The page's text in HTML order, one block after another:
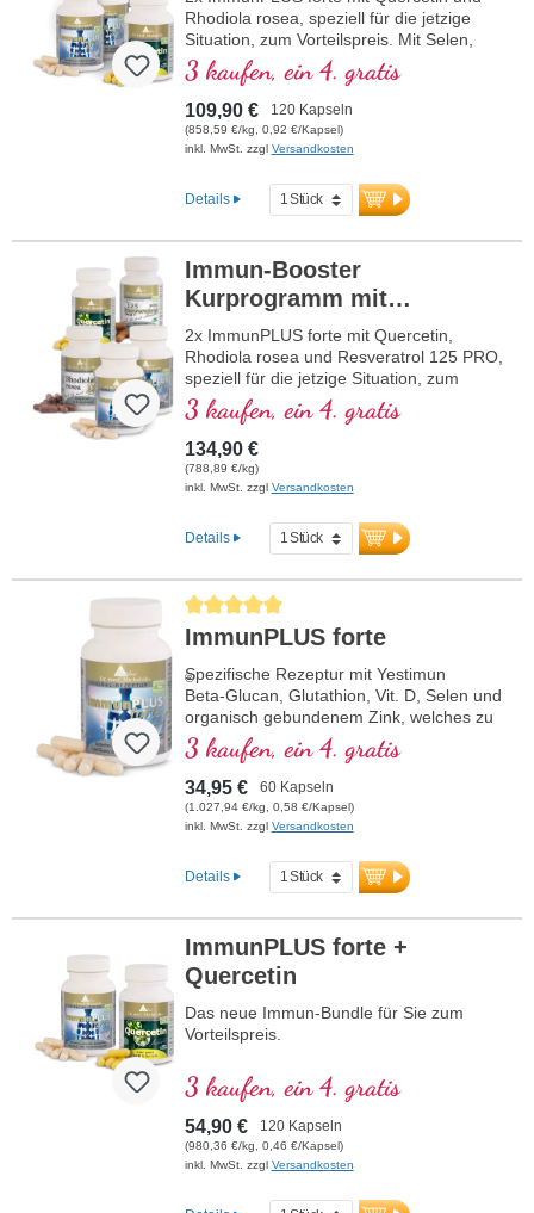
Rhodiola rosea, speziell für die jetzige
Situation, zum Vorteilspreis. Mit Selen,
Zink, den Vitaminen C und D, welche zur
Förderung der normalen Funktion eines
gesunden Immunsystems beitragen.
3 kaufen, ein 4. gratis
109,90 € 120 Kapseln
(858,59 €/kg, 0,92 €/Kapsel)
inkl. MwSt. zzgl Versandkosten
Details
Immun-Booster
Kurprogramm mit
Quercetin + Resveratrol
2x ImmunPLUS forte mit Quercetin,
Rhodiola rosea und Resveratrol 125 PRO,
speziell für die jetzige Situation, zum
Vorteilspreis. Mit Selen, Zink, den
Vitaminen C und D, welche zur Förderung
der normalen Funktion eines gesunden
Immunsystems beitragen.
3 kaufen, ein 4. gratis
134,90 €
(788,89 €/kg)
inkl. MwSt. zzgl Versandkosten
Details
Durchschnittliche Bewertung von 5 von 5 Sternen
ImmunPLUS forte
Spezifische Rezeptur mit Yestimun
®
Beta-Glucan, Glutathion, Vit. D, Selen und
organisch gebundenem Zink, welches zu
einer normalen Funktion des
Immunsystems beiträgt.
3 kaufen, ein 4. gratis
34,95 € 60 Kapseln
(1.027,94 €/kg, 0,58 €/Kapsel)
inkl. MwSt. zzgl Versandkosten
Details
ImmunPLUS forte +
Quercetin
Das neue Immun-Bundle für Sie zum
Vorteilspreis.
3 kaufen, ein 4. gratis
54,90 € 120 Kapseln
(980,36 €/kg, 0,46 €/Kapsel)
inkl. MwSt. zzgl Versandkosten